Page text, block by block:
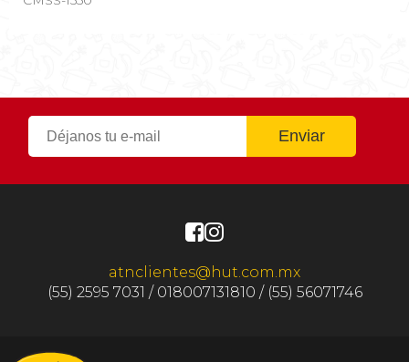
atnclientes@hut.com.mx
(55) 2595 7031 / 018007131810 / (55) 56071746